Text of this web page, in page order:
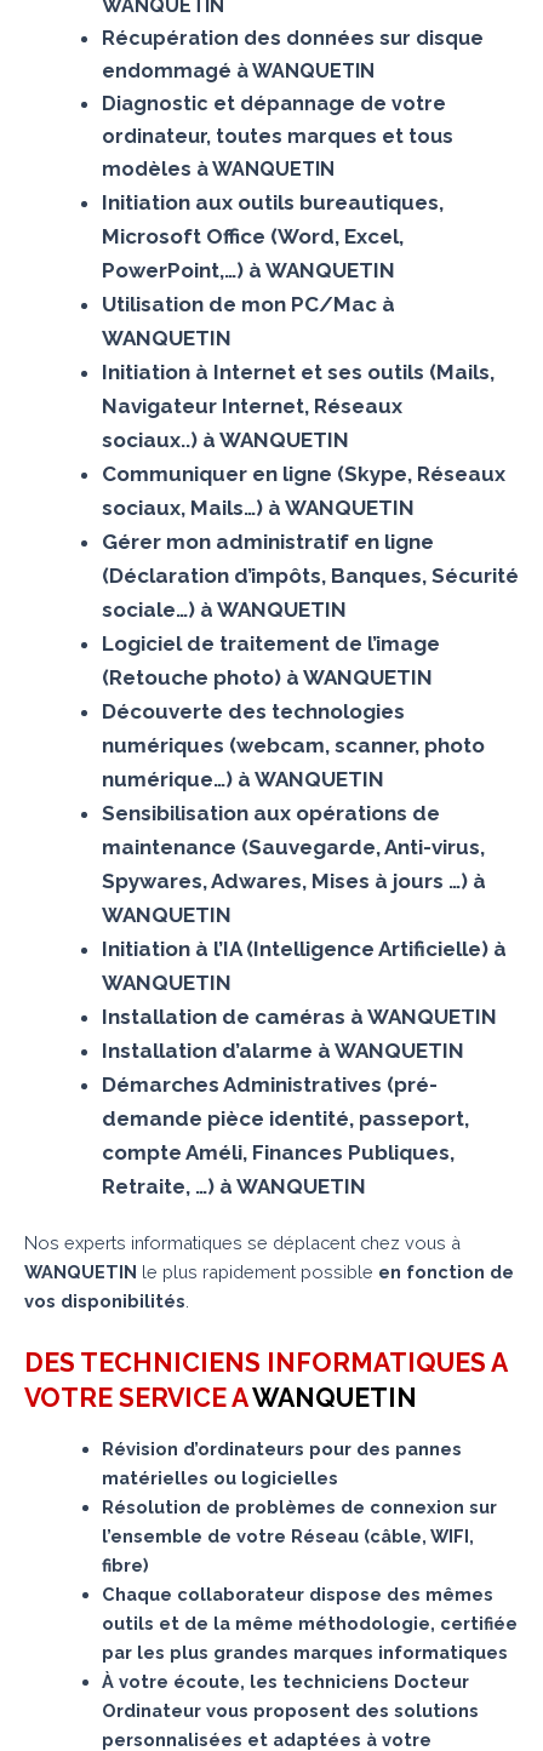
WANQUETIN
Récupération des données sur disque
endommagé à WANQUETIN
Diagnostic et dépannage de votre
ordinateur, toutes marques et tous
modèles à WANQUETIN
Initiation aux outils bureautiques,
Microsoft Office (Word, Excel,
PowerPoint,…) à WANQUETIN
Utilisation de mon PC/Mac à
WANQUETIN
Initiation à Internet et ses outils (Mails,
Navigateur Internet, Réseaux
sociaux..) à WANQUETIN
Communiquer en ligne (Skype, Réseaux
sociaux, Mails…) à WANQUETIN
Gérer mon administratif en ligne
(Déclaration d’impôts, Banques, Sécurité
sociale…) à WANQUETIN
Logiciel de traitement de l’image
(Retouche photo) à WANQUETIN
Découverte des technologies
numériques (webcam, scanner, photo
numérique…) à WANQUETIN
Sensibilisation aux opérations de
maintenance (Sauvegarde, Anti-virus,
Spywares, Adwares, Mises à jours …) à
WANQUETIN
Initiation à l’IA (Intelligence Artificielle) à
WANQUETIN
Installation de caméras à WANQUETIN
Installation d’alarme à WANQUETIN
Démarches Administratives (pré-
demande pièce identité, passeport,
compte Améli, Finances Publiques,
Retraite, …) à WANQUETIN
Nos experts informatiques se déplacent chez vous à
WANQUETIN le plus rapidement possible en fonction de
vos disponibilités.
DES TECHNICIENS INFORMATIQUES A
VOTRE SERVICE AWANQUETIN
Révision d’ordinateurs pour des pannes
matérielles ou logicielles
Résolution de problèmes de connexion sur
l’ensemble de votre Réseau (câble, WIFI,
fibre)
Chaque collaborateur dispose des mêmes
outils et de la même méthodologie, certifiée
par les plus grandes marques informatiques
À votre écoute, les techniciens Docteur
Ordinateur vous proposent des solutions
personnalisées et adaptées à votre